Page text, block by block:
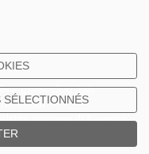
(RA) Italy
imprese di Ravenna
Euro 20.000.000 i.v.
SÉLECTIONNÉS